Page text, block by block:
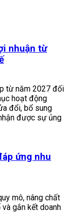
nhuận từ
từ năm 2027 đối
hoạt động
đổi, bổ sung
được sự ủng
ứng nhu
mô, nâng chất
gắn kết doanh